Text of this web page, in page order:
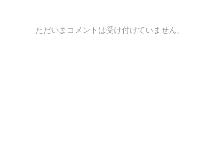
ただいまコメントは受け付けていません。